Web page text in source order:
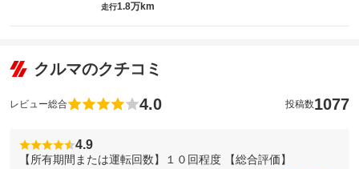
走行1.8万km
クルマのクチコミ
レビュー総合 4.0 投稿数1077
4.9
【所有期間または運転回数】１０回程度 【総合評価】